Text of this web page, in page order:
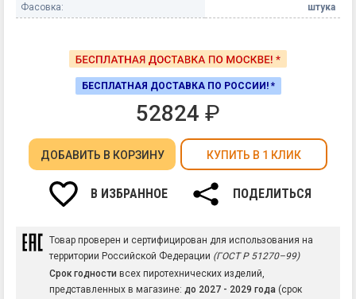
Фасовка: штука
БЕСПЛАТНАЯ ДОСТАВКА ПО РОССИИ! *
52824 ₽
ДОБАВИТЬ В КОРЗИНУ КУПИТЬ В 1 КЛИК
В ИЗБРАННОЕ ПОДЕЛИТЬСЯ
Товар проверен и сертифицирован для использования на
территории Российской Федерации (ГОСТ Р 51270–99)
Срок годности всех пиротехнических изделий,
представленных в магазине: до 2027 - 2029 года (срок